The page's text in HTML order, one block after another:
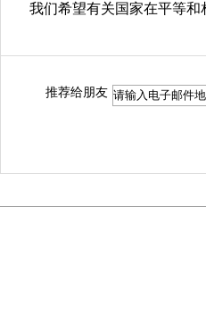
我们希望有关国家在平等和
推荐给朋友